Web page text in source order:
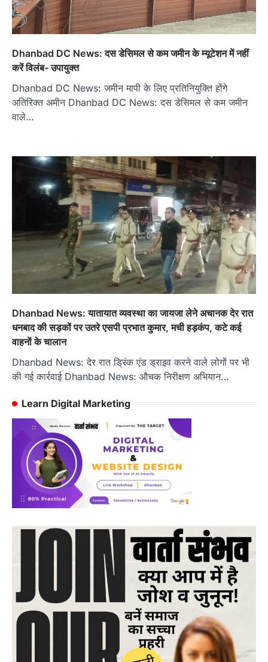
Dhanbad DC News: दस डेसिमल से कम जमीन के म्यूटेशन में नहीं
करें विलंब- उपायुक्त
Dhanbad DC News: जमीन मापी के लिए प्रतिनियुक्ति होंगे
अतिरिक्त अमीन Dhanbad DC News: दस डेसिमल से कम जमीन
वाले…
Dhanbad News: यातायात व्यवस्था का जायजा लेने अचानक देर रात
धनबाद की सड़कों पर उतरे एसपी प्रभात कुमार, मची हड़कंप, कटे कई
वाहनाें के चालान
Dhanbad News: देर रात ड्रिंक एंड ड्राइव करने वाले लोगों पर भी
की गई कार्रवाई Dhanbad News: औचक निरीक्षण अभियान…
Learn Digital Marketing